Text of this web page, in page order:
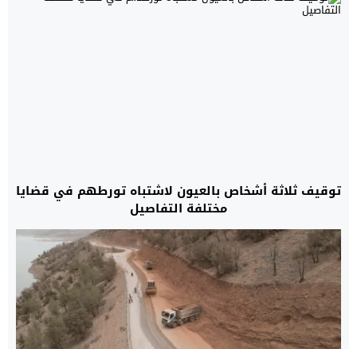
توقيف ثلاثة أشخاص بالعيون لاشتباه تورطهم في قضايا
مختلفة التفاصيل